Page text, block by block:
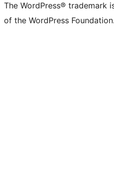
The WordPress® trademark
of the WordPress Foundation.